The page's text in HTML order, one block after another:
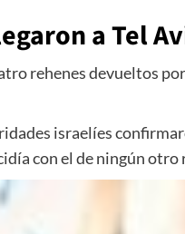
a Tel
rehenes devueltos
israelíes
con el de ningún